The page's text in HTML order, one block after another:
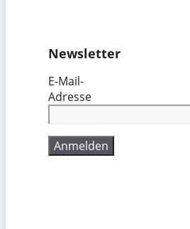
Newsletter
E-Mail-
Adresse